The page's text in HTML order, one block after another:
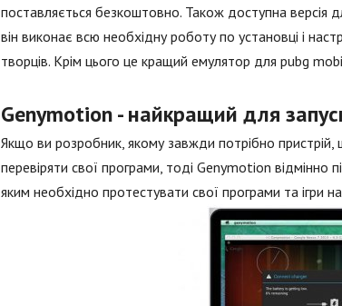
поставляється безкоштовно. Також доступна
він виконає всю необхідну роботу по установці і
творців. Крім цього це кращий емулятор для pubg
Genymotion - найкращий для
Якщо ви розробник, якому завжди потрібно
перевіряти свої програми, тоді Genymotion відмінно
яким необхідно протестувати свої програми та ігри